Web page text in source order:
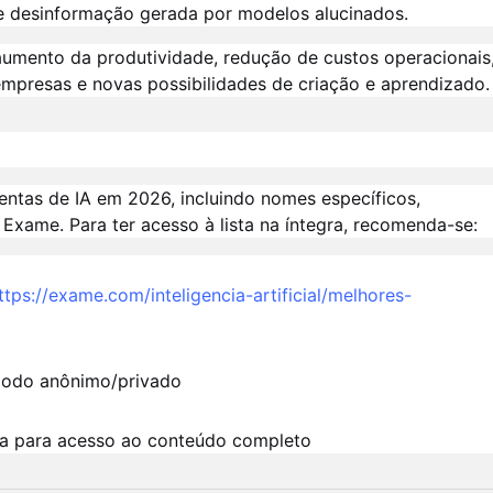
gerada por modelos alucinados.
da produtividade, redução de custos
e novas possibilidades de criação e aprendizado.
de IA em 2026, incluindo nomes específicos,
Para ter acesso à lista na íntegra, recomenda-se:
exame.com/inteligencia-artificial/melhores-
anônimo/privado
para acesso ao conteúdo completo